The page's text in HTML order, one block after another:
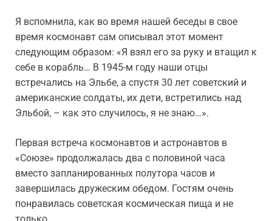
Я вспомнила, как во время нашей беседы в свое
время космонавт сам описывал этот момент
следующим образом: «Я взял его за руку и втащил к
себе в корабль… В 1945-м году наши отцы
встречались на Эльбе, а спустя 30 лет советский и
американские солдаты, их дети, встретились над
Эльбой, – как это случилось, я не знаю…».
Первая встреча космонавтов и астронавтов в
«Союзе» продолжалась два с половиной часа
вместо запланированных полутора часов и
завершилась дружеским обедом. Гостям очень
понравилась советская космическая пища и не